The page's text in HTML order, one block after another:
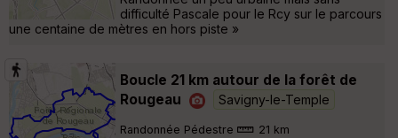
difficulté Pascale pour le Rcy sur le parcours
une centaine de mètres en hors piste »
Boucle 21 km autour de la forêt de
Rougeau
Savigny-le-Temple
Randonnée Pédestre 21 km